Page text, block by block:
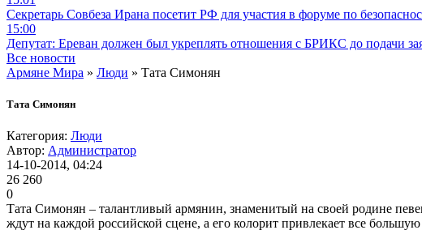
Секретарь Совбеза Ирана посетит РФ для участия в форуме по
15:00
Депутат: Ереван должен был укреплять отношения с БРИКС до подачи
Все новости
Армяне Мира » Люди » Тата Симонян
Тата Симонян
Категория: Люди
Автор: Администратор
14-10-2014, 04:24
26 260
0
Тата Симонян – талантливый армянин, знаменитый на своей родине
ждут на каждой российской сцене, а его колорит привлекает все